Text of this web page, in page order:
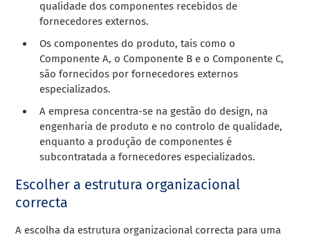
qualidade dos componentes recebidos de
fornecedores externos.
Os componentes do produto, tais como o
Componente A, o Componente B e o Componente C,
são fornecidos por fornecedores externos
especializados.
A empresa concentra-se na gestão do design, na
engenharia de produto e no controlo de qualidade,
enquanto a produção de componentes é
subcontratada a fornecedores especializados.
Escolher a estrutura organizacional
correcta
A escolha da estrutura organizacional correcta para uma